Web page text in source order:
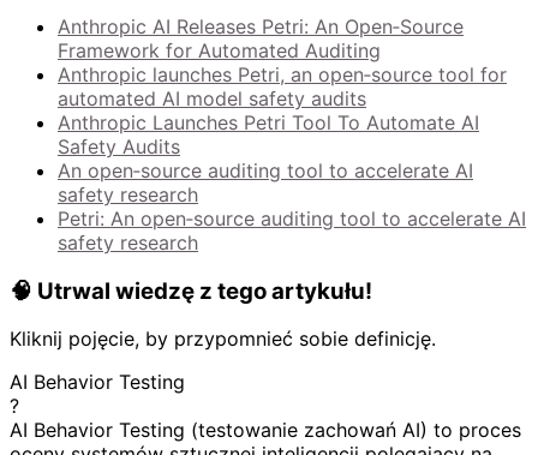
Anthropic AI Releases Petri: An Open‑Source
Framework for Automated Auditing
Anthropic launches Petri, an open‑source tool for
automated AI model safety audits
Anthropic Launches Petri Tool To Automate AI
Safety Audits
An open‑source auditing tool to accelerate AI
safety research
Petri: An open‑source auditing tool to accelerate AI
safety research
🧠 Utrwal wiedzę z tego artykułu!
Kliknij pojęcie, by przypomnieć sobie definicję.
AI Behavior Testing
?
AI Behavior Testing (testowanie zachowań AI) to proces